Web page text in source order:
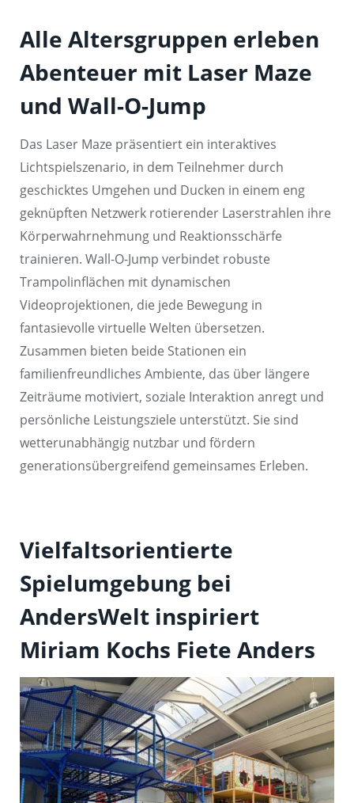
Alle Altersgruppen erleben
Abenteuer mit Laser Maze
und Wall-O-Jump
Das Laser Maze präsentiert ein interaktives
Lichtspielszenario, in dem Teilnehmer durch
geschicktes Umgehen und Ducken in einem eng
geknüpften Netzwerk rotierender Laserstrahlen ihre
Körperwahrnehmung und Reaktionsschärfe
trainieren. Wall-O-Jump verbindet robuste
Trampolinflächen mit dynamischen
Videoprojektionen, die jede Bewegung in
fantasievolle virtuelle Welten übersetzen.
Zusammen bieten beide Stationen ein
familienfreundliches Ambiente, das über längere
Zeiträume motiviert, soziale Interaktion anregt und
persönliche Leistungsziele unterstützt. Sie sind
wetterunabhängig nutzbar und fördern
generationsübergreifend gemeinsames Erleben.
Vielfaltsorientierte
Spielumgebung bei
AndersWelt inspiriert
Miriam Kochs Fiete Anders